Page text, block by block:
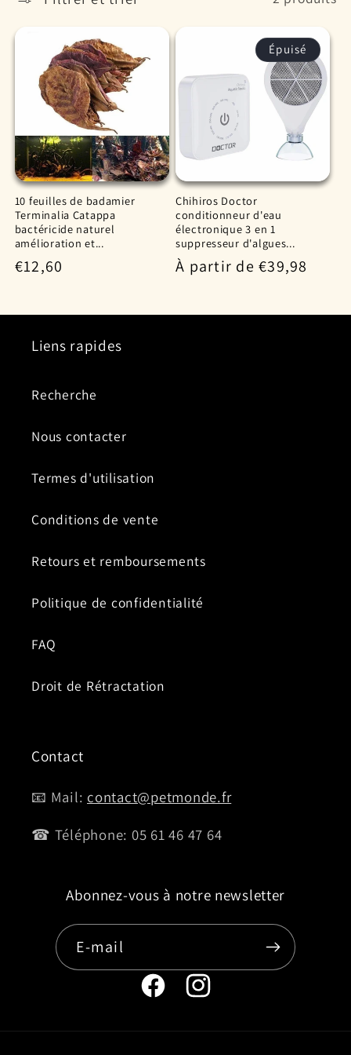
c
o
n
:
10 feuilles de badamier
Terminalia Catappa
bactéricide naturel
amélioration et...
Prix
€12,60
Épuisé
Chihiros Doctor
conditionneur d'eau
électronique 3 en 1
suppresseur d'algues...
Prix
À partir de €39,98
Liens rapides
Recherche
Nous contacter
Termes d'utilisation
Conditions de vente
Retours et remboursements
Politique de confidentialité
FAQ
Droit de Rétractation
Contact
📧 Mail: contact@petmonde.fr
☎ Téléphone: 05 61 46 47 64
Abonnez-vous à notre newsletter
E-mail
Page
Instagram